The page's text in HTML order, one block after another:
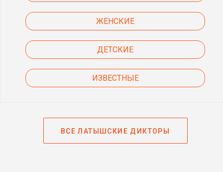
ЖЕНСКИЕ
ДЕТСКИЕ
ИЗВЕСТНЫЕ
ВСЕ ЛАТЫШСКИЕ ДИКТОРЫ